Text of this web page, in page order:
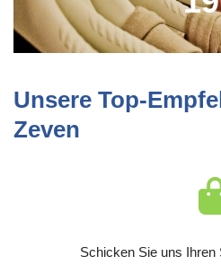
Unsere Top-
Zeven
Schicken Sie uns Ihren